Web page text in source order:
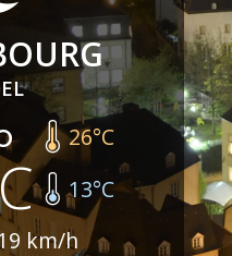
26°C
13°C
km/h